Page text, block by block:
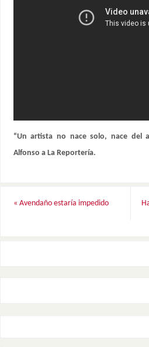
“Un artista no nace solo, nace del
Alfonso a La Reportería.
« Avendaño estaría impedido